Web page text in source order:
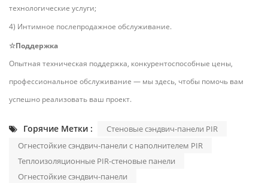
технологические услуги;
4) Интимное послепродажное обслуживание.
☆Поддержка
Опытная техническая поддержка, конкурентоспособные цены,
профессиональное обслуживание — мы здесь, чтобы помочь вам
успешно реализовать ваш проект.
Горячие Метки :
Стеновые сэндвич-панели PIR
Огнестойкие сэндвич-панели с наполнителем PIR
Теплоизоляционные PIR-стеновые панели
Огнестойкие сэндвич-панели